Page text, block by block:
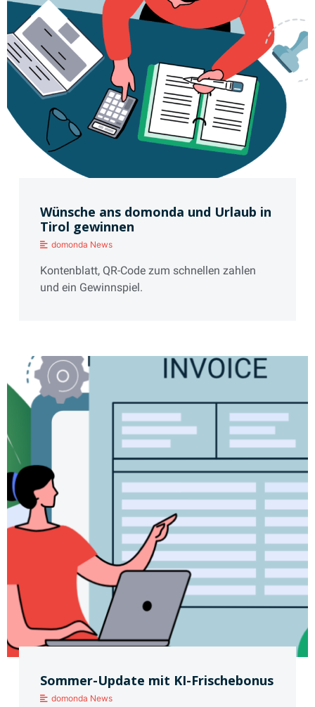
Wünsche ans domonda und Urlaub in
Tirol gewinnen
domonda News
Kontenblatt, QR-Code zum schnellen zahlen
und ein Gewinnspiel.
Sommer-Update mit KI-Frischebonus
domonda News